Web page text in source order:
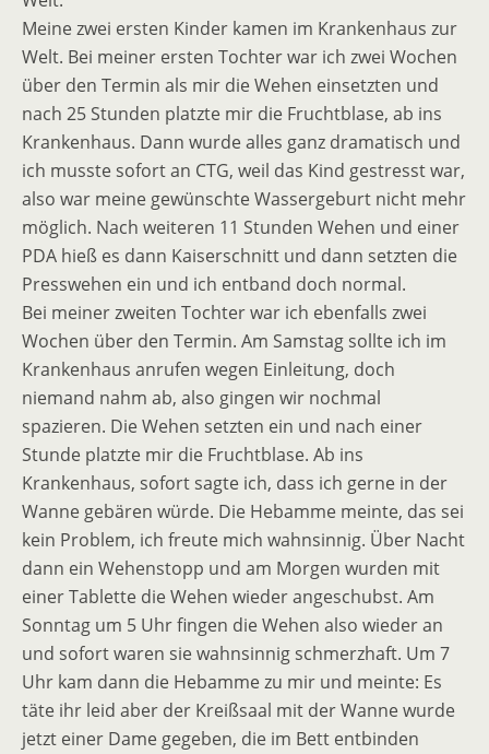
Meine zwei ersten Kinder kamen im Krankenhaus zur
Welt. Bei meiner ersten Tochter war ich zwei Wochen
über den Termin als mir die Wehen einsetzten und
nach 25 Stunden platzte mir die Fruchtblase, ab ins
Krankenhaus. Dann wurde alles ganz dramatisch und
ich musste sofort an CTG, weil das Kind gestresst war,
also war meine gewünschte Wassergeburt nicht mehr
möglich. Nach weiteren 11 Stunden Wehen und einer
PDA hieß es dann Kaiserschnitt und dann setzten die
Presswehen ein und ich entband doch normal.
Bei meiner zweiten Tochter war ich ebenfalls zwei
Wochen über den Termin. Am Samstag sollte ich im
Krankenhaus anrufen wegen Einleitung, doch
niemand nahm ab, also gingen wir nochmal
spazieren. Die Wehen setzten ein und nach einer
Stunde platzte mir die Fruchtblase. Ab ins
Krankenhaus, sofort sagte ich, dass ich gerne in der
Wanne gebären würde. Die Hebamme meinte, das sei
kein Problem, ich freute mich wahnsinnig. Über Nacht
dann ein Wehenstopp und am Morgen wurden mit
einer Tablette die Wehen wieder angeschubst. Am
Sonntag um 5 Uhr fingen die Wehen also wieder an
und sofort waren sie wahnsinnig schmerzhaft. Um 7
Uhr kam dann die Hebamme zu mir und meinte: Es
täte ihr leid aber der Kreißsaal mit der Wanne wurde
jetzt einer Dame gegeben, die im Bett entbinden